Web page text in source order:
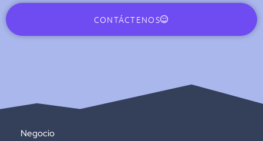
CONTÁCTENOS
Negocio